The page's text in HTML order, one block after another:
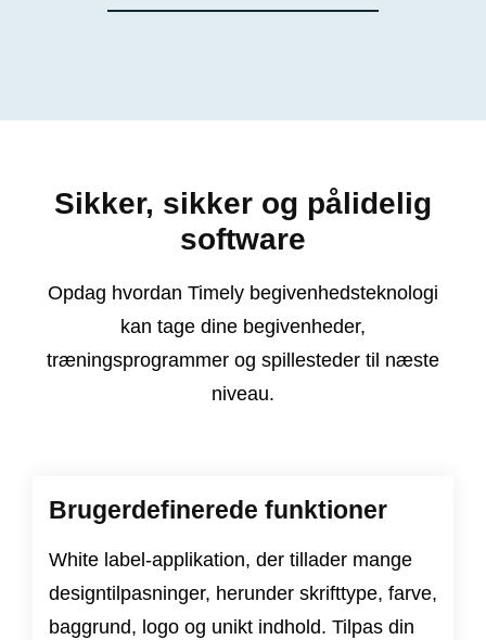
Sikker, sikker og pålidelig
software
Opdag hvordan Timely begivenhedsteknologi
kan tage dine begivenheder,
træningsprogrammer og spillesteder til næste
niveau.
Brugerdefinerede funktioner
White label-applikation, der tillader mange
designtilpasninger, herunder skrifttype, farve,
baggrund, logo og unikt indhold. Tilpas din